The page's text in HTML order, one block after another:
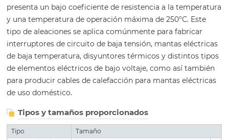
presenta un bajo coeficiente de resistencia a la temperatura
y una temperatura de operación máxima de 250°C. Este
tipo de aleaciones se aplica comúnmente para fabricar
interruptores de circuito de baja tensión, mantas eléctricas
de baja temperatura, disyuntores térmicos y distintos tipos
de elementos eléctricos de bajo voltaje, como así también
para producir cables de calefacción para mantas eléctricas
de uso doméstico.
Tipos y tamaños proporcionados
Tipo
Tamaño